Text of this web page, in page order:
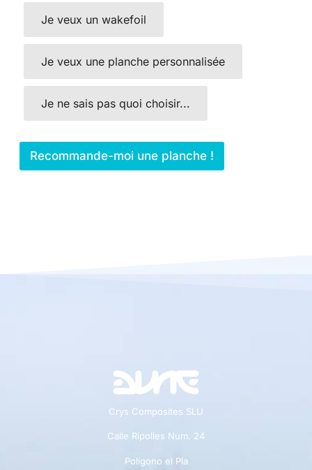
Je veux un wakefoil
Je veux une planche personnalisée
Je ne sais pas quoi choisir...
Recommande-moi une planche !
Crys Composites SLU
Calle Ripolles Num. 24
Polígono el Pla